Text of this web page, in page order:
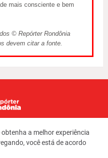
mais consciente e bem
© Repórter Rondônia
devem citar a fonte.
a melhor experiência
você está de acordo